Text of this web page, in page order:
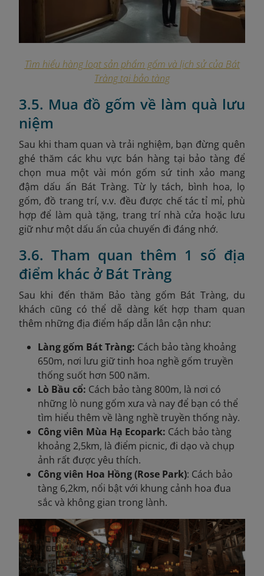
Tìm hiểu hàng loạt sản phẩm gốm và lịch sử của Bát
Tràng tại bảo tàng
3.5. Mua đồ gốm về làm quà lưu
niệm
Sau khi tham quan và trải nghiệm, bạn đừng quên
ghé thăm các khu vực bán hàng tại bảo tàng để
chọn mua một vài món gốm sứ tinh xảo mang
đậm dấu ấn Bát Tràng. Từ ly tách, bình hoa, lọ
gốm, đồ trang trí, v.v. đều được chế tác tỉ mỉ, phù
hợp để làm quà tặng, trang trí nhà cửa hoặc lưu
giữ như một dấu ấn của chuyến đi đáng nhớ.
3.6. Tham quan thêm 1 số địa
điểm khác ở Bát Tràng
Sau khi đến thăm Bảo tàng gốm Bát Tràng, du
khách cũng có thể dễ dàng kết hợp tham quan
thêm những địa điểm hấp dẫn lân cận như:
Làng gốm Bát Tràng: Cách bảo tàng khoảng
650m, nơi lưu giữ tinh hoa nghề gốm truyền
thống suốt hơn 500 năm.
Lò Bầu cổ: Cách bảo tàng 800m, là nơi có
những lò nung gốm xưa và nay để bạn có thể
tìm hiểu thêm về làng nghề truyền thống này.
Công viên Mùa Hạ Ecopark: Cách bảo tàng
khoảng 2,5km, là điểm picnic, đi dạo và chụp
ảnh rất được yêu thích.
Công viên Hoa Hồng (Rose Park): Cách bảo
tàng 6,2km, nổi bật với khung cảnh hoa đua
sắc và không gian trong lành.